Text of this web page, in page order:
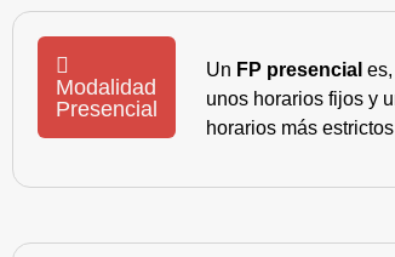
Modalidad
Presencial
Un FP presencial
unos horarios fijos y
horarios más